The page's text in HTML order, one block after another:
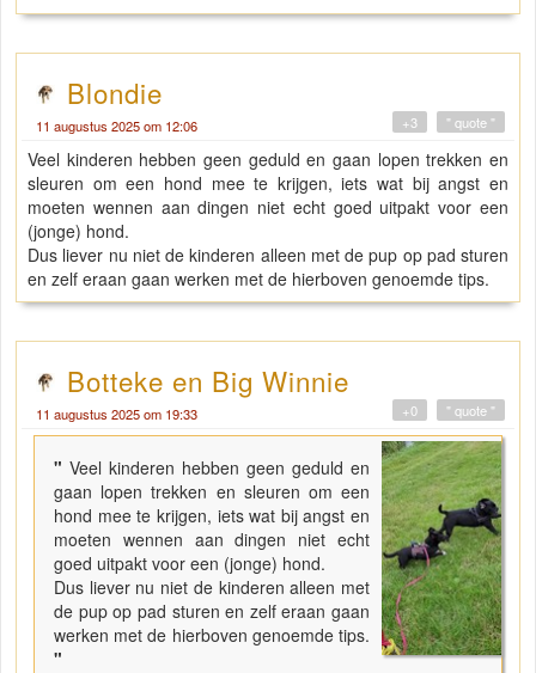
Blondie
11 augustus 2025 om 12:06 " quote "
+3
Veel kinderen hebben geen geduld en gaan lopen trekken en
sleuren om een hond mee te krijgen, iets wat bij angst en
moeten wennen aan dingen niet echt goed uitpakt voor een
(jonge) hond.
Dus liever nu niet de kinderen alleen met de pup op pad sturen
en zelf eraan gaan werken met de hierboven genoemde tips.
Botteke en Big Winnie
11 augustus 2025 om 19:33 " quote "
+0
" Veel kinderen hebben geen geduld en
gaan lopen trekken en sleuren om een
hond mee te krijgen, iets wat bij angst en
moeten wennen aan dingen niet echt
goed uitpakt voor een (jonge) hond.
Dus liever nu niet de kinderen alleen met
de pup op pad sturen en zelf eraan gaan
werken met de hierboven genoemde tips.
"